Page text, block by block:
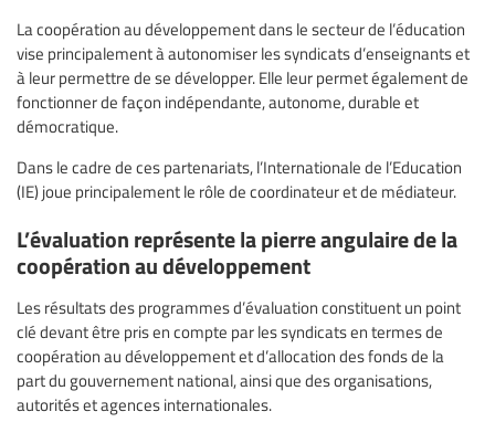
La coopération au développement dans le secteur de l’éducation
vise principalement à autonomiser les syndicats d’enseignants et
à leur permettre de se développer. Elle leur permet également de
fonctionner de façon indépendante, autonome, durable et
démocratique.
Dans le cadre de ces partenariats, l’Internationale de l’Education
(IE) joue principalement le rôle de coordinateur et de médiateur.
L’évaluation représente la pierre angulaire de la
coopération au développement
Les résultats des programmes d’évaluation constituent un point
clé devant être pris en compte par les syndicats en termes de
coopération au développement et d’allocation des fonds de la
part du gouvernement national, ainsi que des organisations,
autorités et agences internationales.